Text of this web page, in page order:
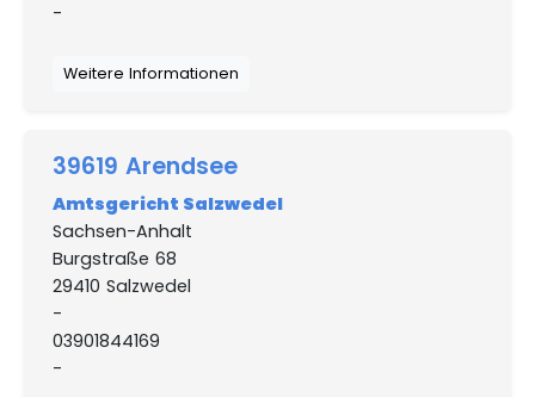
-
Weitere Informationen
39619 Arendsee
Amtsgericht Salzwedel
Sachsen-Anhalt
Burgstraße 68
29410 Salzwedel
-
03901844169
-